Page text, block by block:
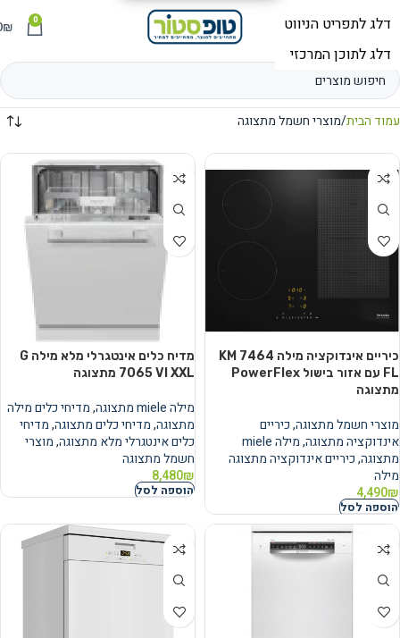
תפריט 0
₪
עמוד הבית מוצרי חשמל מתצוגה
כיריים אינדוקציה מילה KM 7464
FL עם אזור בישול PowerFlex
מתצוגה
מוצרי חשמל מתצוגה,כיריים
אינדוקציה מתצוגה,
מילה miele
מתצוגה,כיריים אינדוקציה מתצוגה
מילה
4,490₪
הוספה לסל
מדיח כלים אינטגרלי מלא מילה G
7065 VI XXL מתצוגה
מילה miele מתצוגה ,מדיחי כלים מילה
מתצוגה,מדיחי כלים מתצוגה,מדיחי
כלים אינטגרלי מלא מתצוגה,מוצרי
חשמל מתצוגה
8,480₪
הוספה לסל